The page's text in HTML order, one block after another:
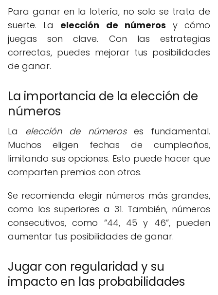
Para ganar en la lotería, no solo se trata de
suerte. La elección de números y cómo
juegas son clave. Con las estrategias
correctas, puedes mejorar tus posibilidades
de ganar.
La importancia de la elección de
números
La elección de númeroses fundamental.
Muchos eligen fechas de cumpleaños,
limitando sus opciones. Esto puede hacer que
comparten premios con otros.
Se recomienda elegir números más grandes,
como los superiores a 31. También, números
consecutivos, como “44, 45 y 46”, pueden
aumentar tus posibilidades de ganar.
Jugar con regularidad y su
impacto en las probabilidades